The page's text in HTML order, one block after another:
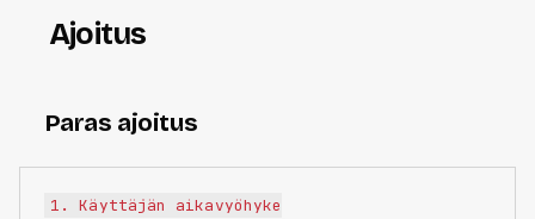
Ajoitus
Paras ajoitus
1. Käyttäjän aikavyöhyke